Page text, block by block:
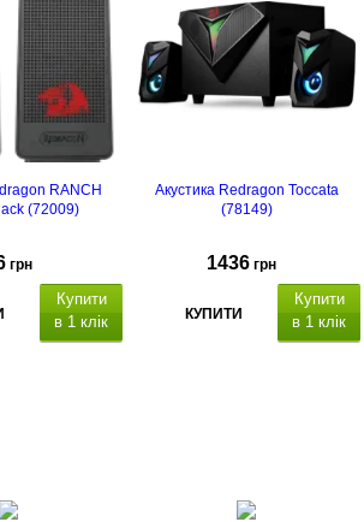
RANCH
(72009)
грн
Купити
в 1 клік
Акустика Redragon Toccata
(78149)
1436 грн
КУПИТИ
Купити
в 1 клік